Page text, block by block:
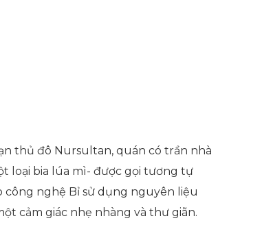
thủ đô Nursultan, quán có trần nhà
loại bia lúa mì- được gọi tương tự
công nghệ Bỉ sử dụng nguyên liệu
cảm giác nhẹ nhàng và thư giãn.